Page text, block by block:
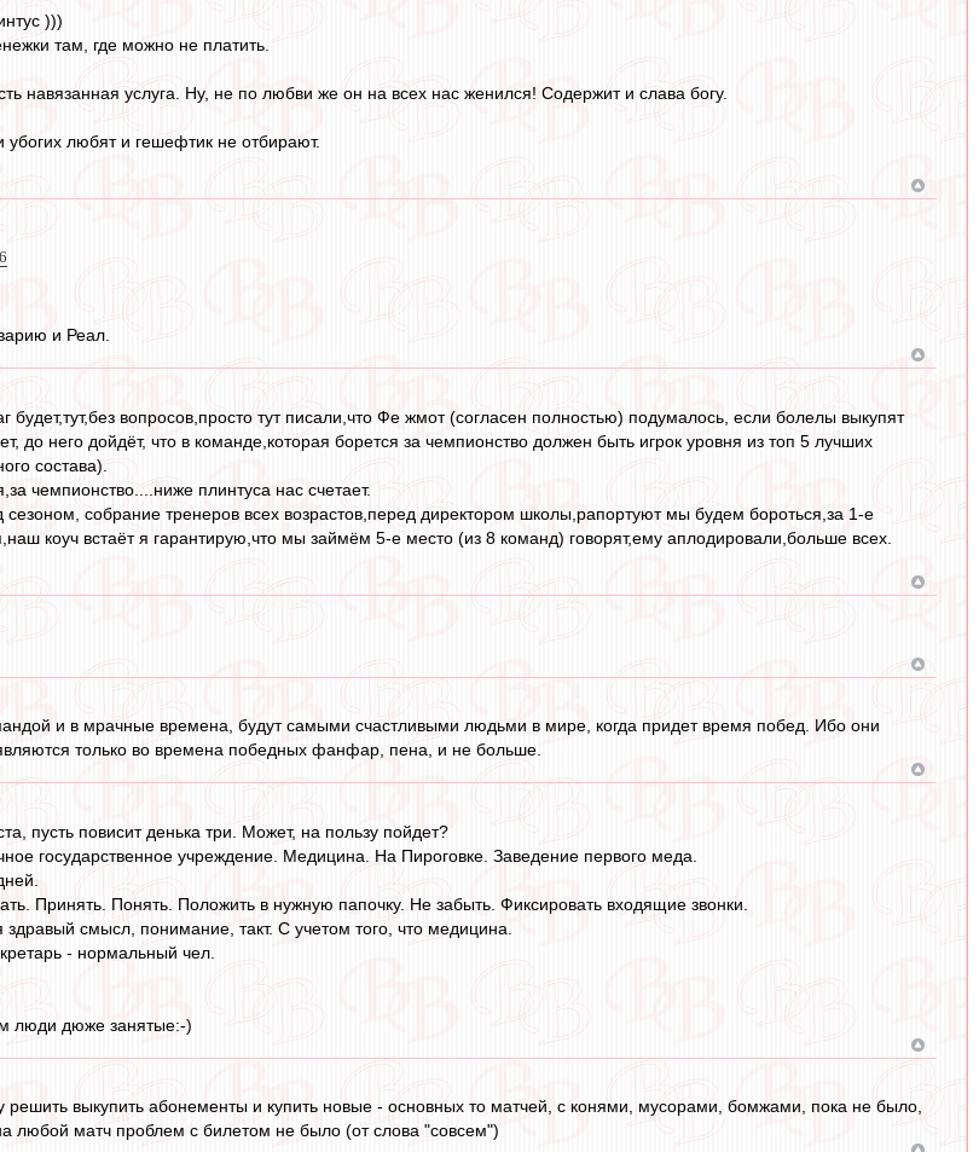
)))
там, где можно не платить.
навязанная услуга. Ну, не по любви же он на всех нас женился! Содержит и слава богу.
убогих любят и гешефтик не отбирают.
и Реал.
будет,тут,без вопросов,просто тут писали,что Фе жмот (согласен полностью) подумалось, если болелы выкупят
до него дойдёт, что в команде,которая борется за чемпионство должен быть игрок уровня из топ 5 лучших
состава).
чемпионство....ниже плинтуса нас счетает.
сезоном, собрание тренеров всех возрастов,перед директором школы,рапортуют мы будем бороться,за 1-е
коуч встаёт я гарантирую,что мы займём 5-е место (из 8 команд) говорят,ему аплодировали,больше всех.
и в мрачные времена, будут самыми счастливыми людьми в мире, когда придет время побед. Ибо они
только во времена победных фанфар, пена, и не больше.
пусть повисит денька три. Может, на пользу пойдет?
государственное учреждение. Медицина. На Пироговке. Заведение первого меда.
Принять. Понять. Положить в нужную папочку. Не забыть. Фиксировать входящие звонки.
смысл, понимание, такт. С учетом того, что медицина.
- нормальный чел.
люди дюже занятые:-)
решить выкупить абонементы и купить новые - основных то матчей, с конями, мусорами, бомжами, пока не было,
любой матч проблем с билетом не было (от слова "совсем")